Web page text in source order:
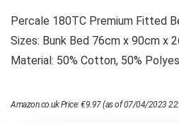
Percale 180TC Premium Fitted
Sizes: Bunk Bed 76cm x 90cm x
Material: 50% Cotton, 50%
Amazon.co.uk Price:€9.97(as of 07/04/2023